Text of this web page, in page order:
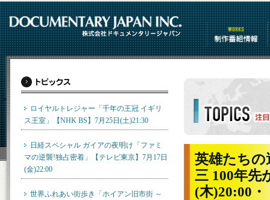
制作番組情報
英雄たちの
三 100年先
(木)20:00
ロイヤルトレジャー「千年の王冠 イギリ
ス王室」【NHK BS】7月25日(土)21:30
日経スペシャル ガイアの夜明け「ファミ
マの逆襲!独占密着」【テレビ東京】7月17日
(金)22:00
世界ふれあい街歩き「ホイアン旧市街 ～